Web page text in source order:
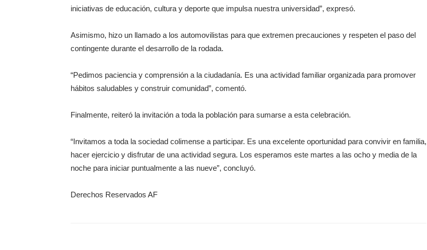
iniciativas de educación, cultura y deporte que impulsa nuestra universidad”, expresó.
Asimismo, hizo un llamado a los automovilistas para que extremen precauciones y respeten el paso del
contingente durante el desarrollo de la rodada.
“Pedimos paciencia y comprensión a la ciudadanía. Es una actividad familiar organizada para promover
hábitos saludables y construir comunidad”, comentó.
Finalmente, reiteró la invitación a toda la población para sumarse a esta celebración.
“Invitamos a toda la sociedad colimense a participar. Es una excelente oportunidad para convivir en familia,
hacer ejercicio y disfrutar de una actividad segura. Los esperamos este martes a las ocho y media de la
noche para iniciar puntualmente a las nueve”, concluyó.
Derechos Reservados AF